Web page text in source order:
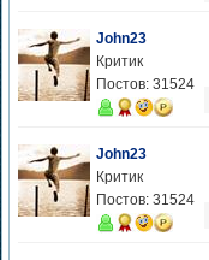
John23
Критик
Постов: 31524
John23
Критик
Постов: 31524